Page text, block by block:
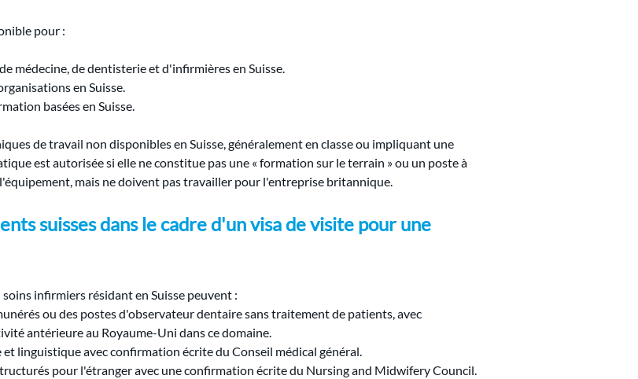
pour :
médecine, de dentisterie et d'infirmières en Suisse.
en Suisse.
basées en Suisse.
de travail non disponibles en Suisse, généralement en classe ou impliquant une
est autorisée si elle ne constitue pas une « formation sur le terrain » ou un poste à
mais ne doivent pas travailler pour l'entreprise britannique.
suisses dans le cadre d'un visa de visite pour une
infirmiers résidant en Suisse peuvent :
ou des postes d'observateur dentaire sans traitement de patients, avec
antérieure au Royaume-Uni dans ce domaine.
linguistique avec confirmation écrite du Conseil médical général.
pour l'étranger avec une confirmation écrite du Nursing and Midwifery Council.